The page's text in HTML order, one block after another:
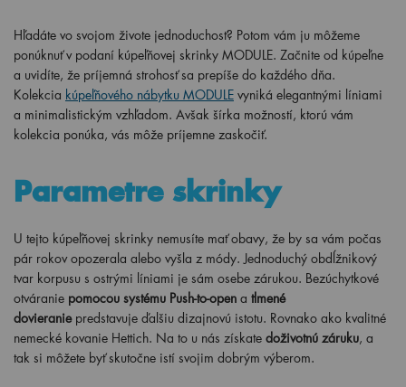
Hľadáte vo svojom živote jednoduchosť? Potom vám ju môžeme
ponúknuť v podaní kúpeľňovej skrinky MODULE. Začnite od kúpeľne
a uvidíte, že príjemná strohosť sa prepíše do každého dňa.
Kolekcia kúpeľňového nábytku MODULE vyniká elegantnými líniami
a minimalistickým vzhľadom. Avšak šírka možností, ktorú vám
kolekcia ponúka, vás môže príjemne zaskočiť.
Parametre skrinky
U tejto kúpeľňovej skrinky nemusíte mať obavy, že by sa vám počas
pár rokov opozerala alebo vyšla z módy. Jednoduchý obdĺžnikový
tvar korpusu s ostrými líniami je sám osebe zárukou. Bezúchytkové
otváranie pomocou systému Push-to-open a tlmené
dovieranie predstavuje ďalšiu dizajnovú istotu. Rovnako ako kvalitné
nemecké kovanie Hettich. Na to u nás získate doživotnú záruku, a
tak si môžete byť skutočne istí svojim dobrým výberom.